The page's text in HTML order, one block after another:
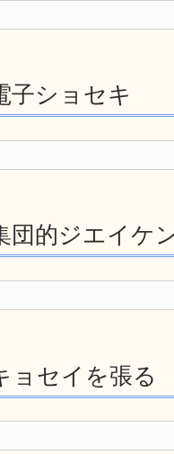
ショセキ
的ジエイケ
セイを張る